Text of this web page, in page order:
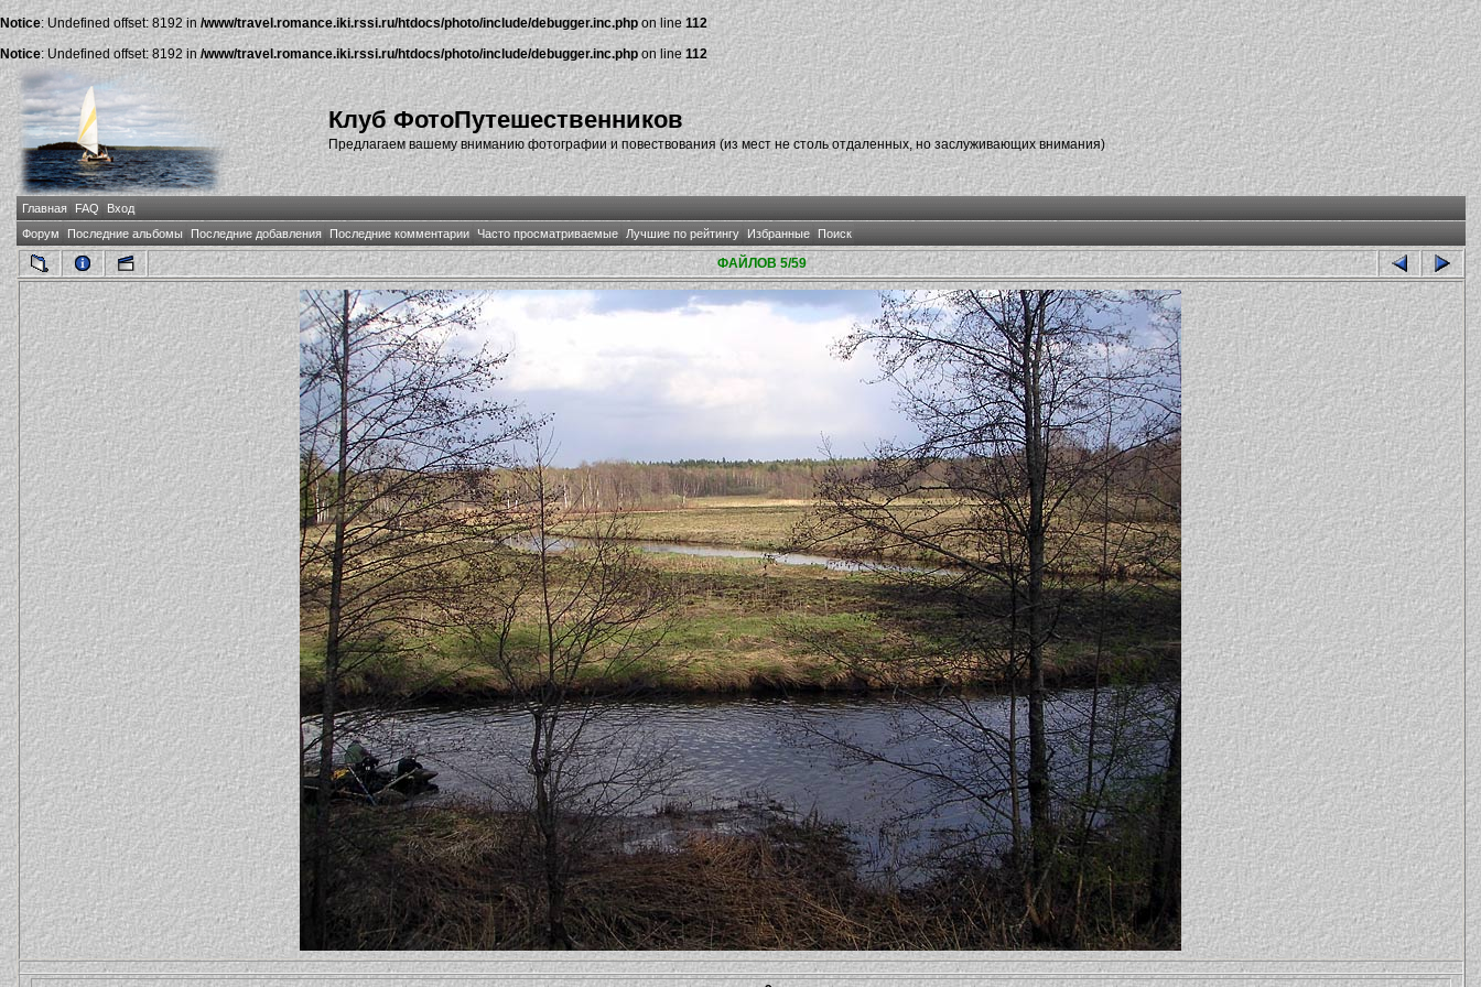
Notice: Undefined offset: 8192 in /www/travel.romance.iki.rssi.ru/htdocs/photo/include/debugger.inc.phpon line112
Notice: Undefined offset: 8192 in/www/travel.romance.iki.rssi.ru/htdocs/photo/include/debugger.inc.phpon line112
Клуб ФотоПутешественников
Предлагаем вашему вниманию фотографии и повествования (из мест не столь отдаленных, но заслуживающих внимания)
Главная FAQ
Вход
Форум
Последние альбомы Последние добавления Последние комментарии Часто просматриваемые Лучшие по рейтингу Избранные Поиск
ФАЙЛОВ 5/59